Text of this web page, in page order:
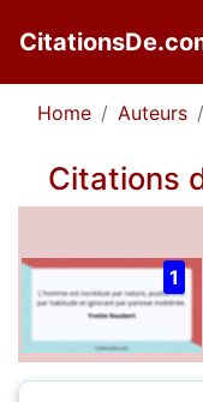
Home Auteurs
Citations
1